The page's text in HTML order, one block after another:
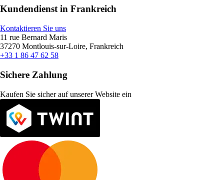
Kundendienst in Frankreich
Kontaktieren Sie uns
11 rue Bernard Maris
37270 Montlouis-sur-Loire, Frankreich
+33 1 86 47 62 58
Sichere Zahlung
Kaufen Sie sicher auf unserer Website ein